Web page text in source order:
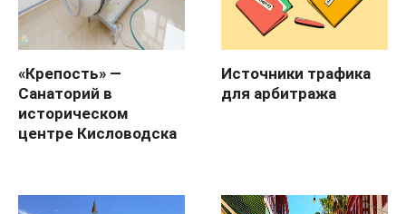
«Крепость» —
Санаторий в
историческом
центре Кисловодска
Источники трафика
для арбитража